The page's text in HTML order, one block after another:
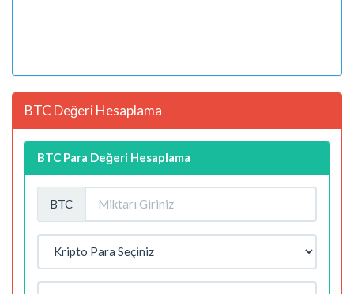
BTC Değeri Hesaplama
BTC Para Değeri Hesaplama
BTC